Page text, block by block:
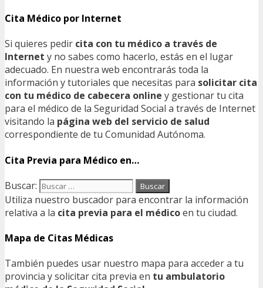
Cita Médico por Internet
Si quieres pedir cita con tu médico a través de
Internet y no sabes como hacerlo, estás en el lugar
adecuado. En nuestra web encontrarás toda la
información y tutoriales que necesitas para solicitar cita
con tu médico de cabecera online y gestionar tu cita
para el médico de la Seguridad Social a través de Internet
visitando la página web del servicio de salud
correspondiente de tu Comunidad Autónoma.
Cita Previa para Médico en…
Buscar:
Utiliza nuestro buscador para encontrar la información
relativa a la cita previa para el médicoen tu ciudad.
Mapa de Citas Médicas
También puedes usar nuestro mapa para acceder a tu
provincia y solicitar cita previa en tu ambulatorio